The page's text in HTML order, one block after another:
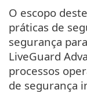
O escopo
práticas de
segurança
LiveGuard
processos
de segurança